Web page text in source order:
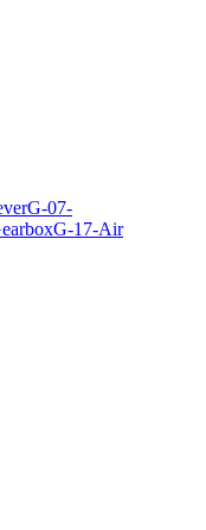
G-07-
G-17-Air